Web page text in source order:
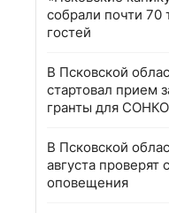
собрали почти 70
гостей
В Псковской
стартовал прием
гранты для СОНКО
В Псковской
августа проверят
оповещения